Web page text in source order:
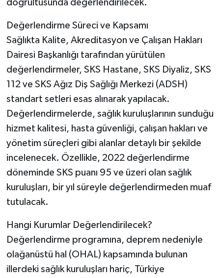
doğrultusunda değerlendirilecek.
Değerlendirme Süreci ve Kapsamı
Sağlıkta Kalite, Akreditasyon ve Çalışan Hakları
Dairesi Başkanlığı tarafından yürütülen
değerlendirmeler, SKS Hastane, SKS Diyaliz, SKS
112 ve SKS Ağız Diş Sağlığı Merkezi (ADSH)
standart setleri esas alınarak yapılacak.
Değerlendirmelerde, sağlık kuruluşlarının sunduğu
hizmet kalitesi, hasta güvenliği, çalışan hakları ve
yönetim süreçleri gibi alanlar detaylı bir şekilde
incelenecek. Özellikle, 2022 değerlendirme
döneminde SKS puanı 95 ve üzeri olan sağlık
kuruluşları, bir yıl süreyle değerlendirmeden muaf
tutulacak.
Hangi Kurumlar Değerlendirilecek?
Değerlendirme programına, deprem nedeniyle
olağanüstü hal (OHAL) kapsamında bulunan
illerdeki sağlık kuruluşları hariç, Türkiye